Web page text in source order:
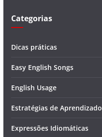
Categorias
Dicas práticas
Easy English Songs
English Usage
Estratégias de Aprendizado
Expressões Idiomáticas